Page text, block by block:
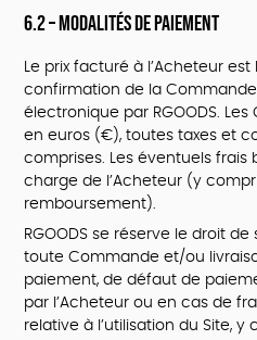
6.2 – Modalités de paiement
Le prix facturé à l’Acheteur
confirmation de la
électronique par RGOODS.
en euros (€), toutes taxes et
comprises. Les éventuels frais
charge de l’Acheteur (y
remboursement).
RGOODS se réserve le droit
toute Commande et/ou
paiement, de défaut de
par l’Acheteur ou en cas de
relative à l’utilisation du Site, y